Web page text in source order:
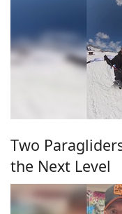
Two
the Next Level